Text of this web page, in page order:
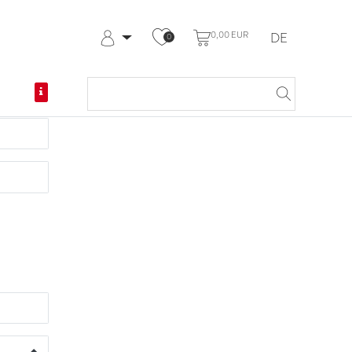
Registrieren
Hilfe & Kontakt
0 0,00 EUR DE